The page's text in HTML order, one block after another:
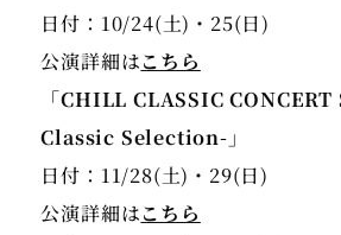
日付：10/24(土)・25(日)
公演詳細はこちら
「CHILL CLASSIC
日付：11/28(土)・29(日)
公演詳細はこちら